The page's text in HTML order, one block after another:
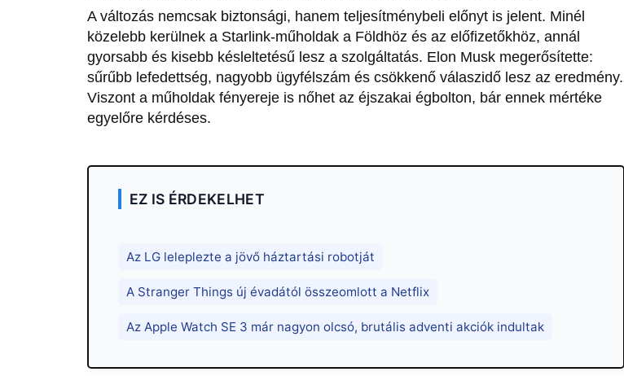
A változás nemcsak biztonsági, hanem teljesítménybeli előnyt is jelent. Minél
közelebb kerülnek a Starlink-műholdak a Földhöz és az előfizetőkhöz, annál
gyorsabb és kisebb késleltetésű lesz a szolgáltatás. Elon Musk megerősítette:
sűrűbb lefedettség, nagyobb ügyfélszám és csökkenő válaszidő lesz az eredmény.
Viszont a műholdak fényereje is nőhet az éjszakai égbolton, bár ennek mértéke
egyelőre kérdéses.
EZ IS ÉRDEKELHET
Az LG leleplezte a jövő háztartási robotját
A Stranger Things új évadától összeomlott a Netflix
Az Apple Watch SE 3 már nagyon olcsó, brutális adventi akciók indultak